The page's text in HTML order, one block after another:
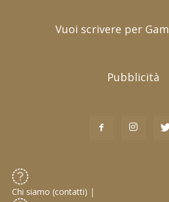
Vuoi scrivere per
Pubblicità
Chi siamo (contatti) |